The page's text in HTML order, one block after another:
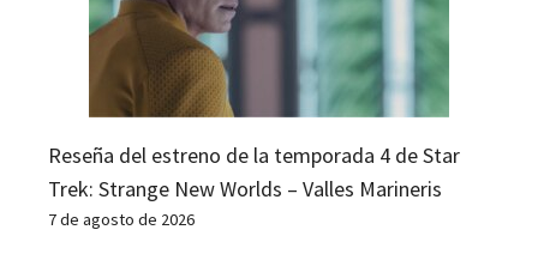
Reseña del estreno de la temporada 4 de Star
Trek: Strange New Worlds – Valles Marineris
7 de agosto de 2026